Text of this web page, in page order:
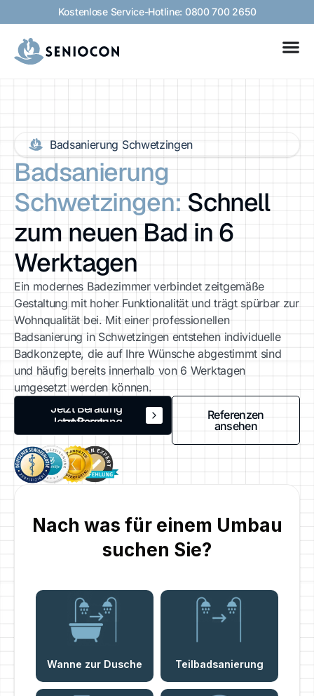
Kostenlose Service-Hotline: 0800 700 2650
Badsanierung Schwetzingen
Badsanierung
Schwetzingen: Schnell
zum neuen Bad in 6
Werktagen
Ein modernes Badezimmer verbindet zeitgemäße
Gestaltung mit hoher Funktionalität und trägt spürbar zur
Wohnqualität bei. Mit einer professionellen
Badsanierung in Schwetzingen entstehen individuelle
Badkonzepte, die auf Ihre Wünsche abgestimmt sind
und häufig bereits innerhalb von 6 Werktagen
umgesetzt werden können.
Jetzt Beratung
anfragen
Jetzt Beratung
anfragen
Referenzen
ansehen